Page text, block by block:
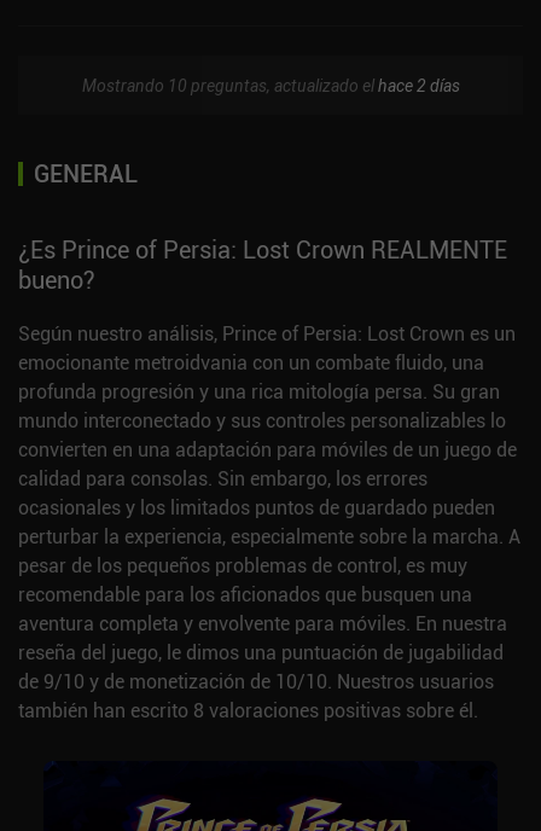
Mostrando 10 preguntas, actualizado elhace 2 días
GENERAL
¿Es Prince of Persia: Lost Crown REALMENTE
bueno?
Según nuestro análisis, Prince of Persia: Lost Crown es un
emocionante metroidvania con un combate fluido, una
profunda progresión y una rica mitología persa. Su gran
mundo interconectado y sus controles personalizables lo
convierten en una adaptación para móviles de un juego de
calidad para consolas. Sin embargo, los errores
ocasionales y los limitados puntos de guardado pueden
perturbar la experiencia, especialmente sobre la marcha. A
pesar de los pequeños problemas de control, es muy
recomendable para los aficionados que busquen una
aventura completa y envolvente para móviles. En nuestra
reseña del juego, le dimos una puntuación de jugabilidad
de 9/10 y de monetización de 10/10. Nuestros usuarios
también han escrito 8 valoraciones positivas sobre él.